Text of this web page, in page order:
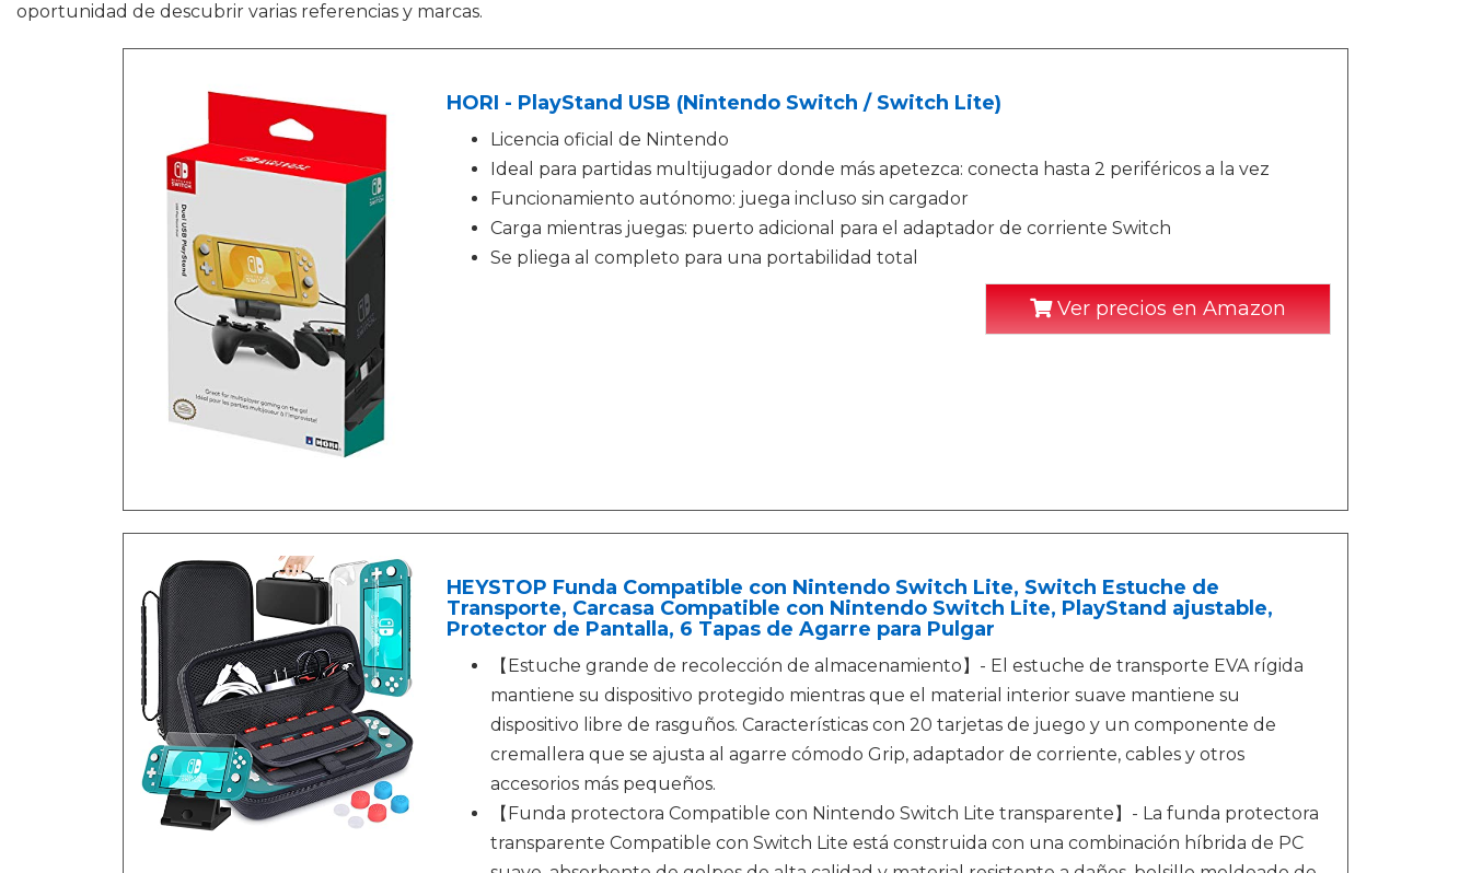
oportunidad de descubrir varias referencias y marcas.
HORI - PlayStand USB (Nintendo Switch / Switch Lite)
Licencia oficial de Nintendo
Ideal para partidas multijugador donde más apetezca: conecta hasta 2 periféricos a la vez
Funcionamiento autónomo: juega incluso sin cargador
Carga mientras juegas: puerto adicional para el adaptador de corriente Switch
Se pliega al completo para una portabilidad total
Ver precios en Amazon
HEYSTOP Funda Compatible con Nintendo Switch Lite, Switch Estuche de
Transporte, Carcasa Compatible con Nintendo Switch Lite, PlayStand ajustable,
Protector de Pantalla, 6 Tapas de Agarre para Pulgar
【Estuche grande de recolección de almacenamiento】- El estuche de transporte EVA rígida
mantiene su dispositivo protegido mientras que el material interior suave mantiene su
dispositivo libre de rasguños. Características con 20 tarjetas de juego y un componente de
cremallera que se ajusta al agarre cómodo Grip, adaptador de corriente, cables y otros
accesorios más pequeños.
【Funda protectora Compatible con Nintendo Switch Lite transparente】- La funda protectora
transparente Compatible con Switch Lite está construida con una combinación híbrida de PC